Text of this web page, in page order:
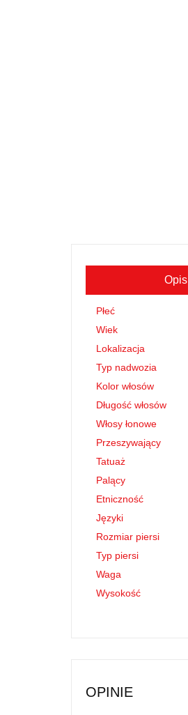
Opis
Płeć
Wiek
Lokalizacja
Typ nadwozia
Kolor włosów
Długość włosów
Włosy łonowe
Przeszywający
Tatuaż
Palący
Etniczność
Języki
Rozmiar piersi
Typ piersi
Waga
Wysokość
OPINIE